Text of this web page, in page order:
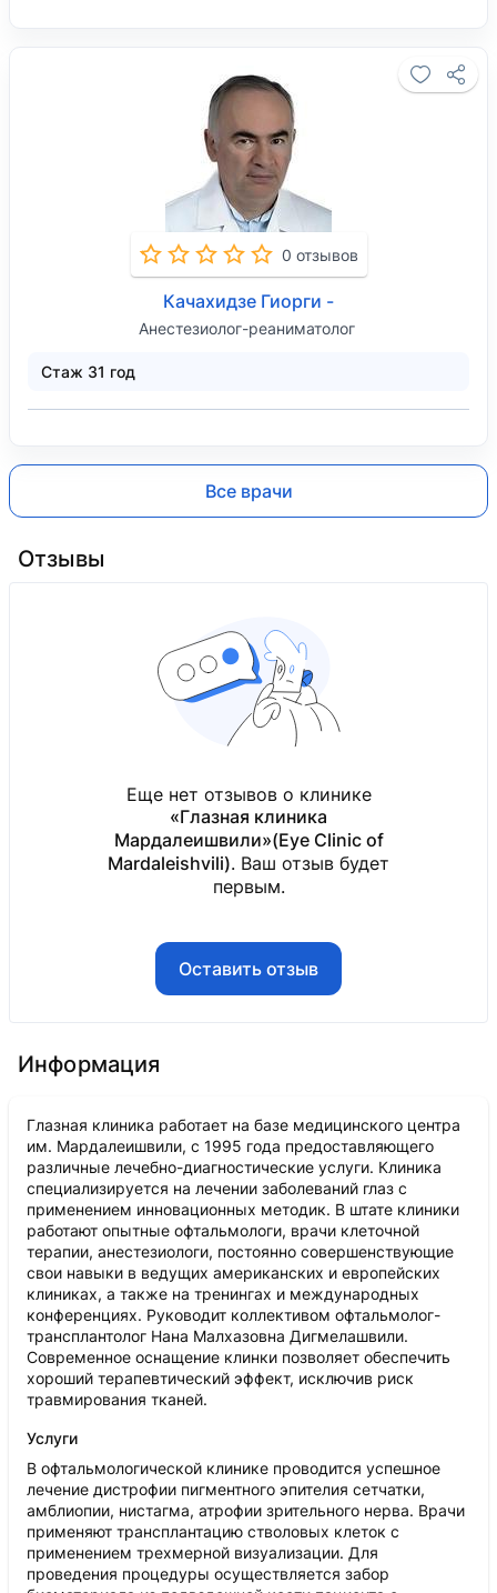
0 отзывов
Качахидзе Гиорги -
Анестезиолог-реаниматолог
Стаж 31 год
Все врачи
Отзывы
Еще нет отзывов о клинике
«Глазная клиника
Мардалеишвили»(Eye Clinic of
Mardaleishvili). Ваш отзыв будет
первым.
Оставить отзыв
Информация
Глазная клиника работает на базе медицинского центра
им. Мардалеишвили, с 1995 года предоставляющего
различные лечебно-диагностические услуги. Клиника
специализируется на лечении заболеваний глаз с
применением инновационных методик. В штате клиники
работают опытные офтальмологи, врачи клеточной
терапии, анестезиологи, постоянно совершенствующие
свои навыки в ведущих американских и европейских
клиниках, а также на тренингах и международных
конференциях. Руководит коллективом офтальмолог-
трансплантолог Нана Малхазовна Дигмелашвили.
Современное оснащение клинки позволяет обеспечить
хороший терапевтический эффект, исключив риск
травмирования тканей.
Услуги
В офтальмологической клинике проводится успешное
лечение дистрофии пигментного эпителия сетчатки,
амблиопии, нистагма, атрофии зрительного нерва. Врачи
применяют трансплантацию стволовых клеток с
применением трехмерной визуализации. Для
проведения процедуры осуществляется забор